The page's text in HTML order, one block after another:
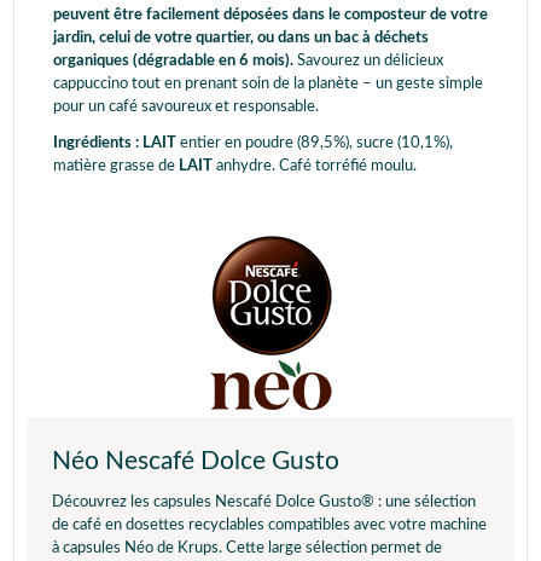
peuvent être facilement déposées dans le composteur de votre
jardin, celui de votre quartier, ou dans un bac à déchets
organiques (dégradable en 6 mois). Savourez un délicieux
cappuccino tout en prenant soin de la planète – un geste simple
pour un café savoureux et responsable.
Ingrédients : LAIT entier en poudre (89,5%), sucre (10,1%),
matière grasse de LAIT anhydre. Café torréfié moulu.
Néo Nescafé Dolce Gusto
Découvrez les capsules Nescafé Dolce Gusto® : une sélection
de café en dosettes recyclables compatibles avec votre machine
à capsules Néo de Krups. Cette large sélection permet de